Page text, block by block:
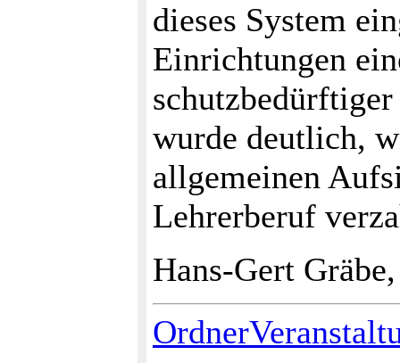
dieses System
Einrichtungen
wurde deutlich,
allgemeinen
Lehrerberuf
Hans-Gert